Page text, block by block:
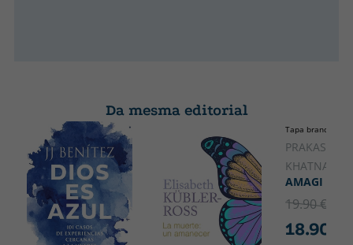
Da mesma editorial
Tapa branda ou
PRAKASH
KHATNANI,
AMAGI
19.90 €
18.90 €